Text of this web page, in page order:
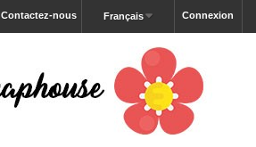
Connexion
Français
Contactez-nous